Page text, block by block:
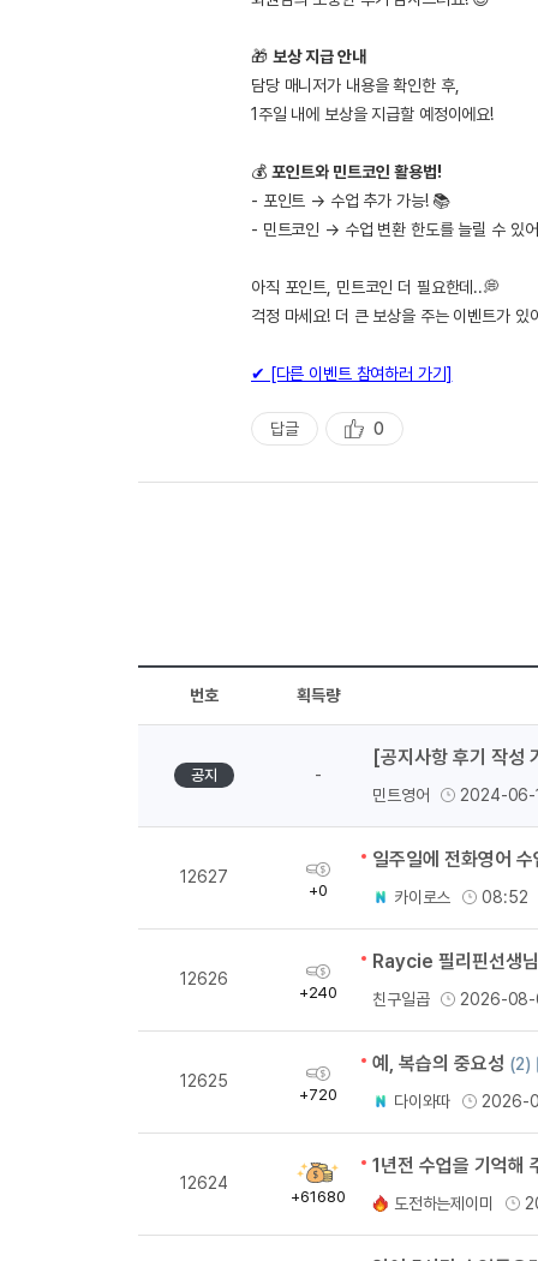
🎁 보상 지급 안내
담당 매니저가 내용을 확인한 후,
1주일 내에 보상을 지급할 예정이에요!
💰 포인트와 민트코인 활용법!
- 포인트 → 수업 추가 가능! 📚
- 민트코인 → 수업 변환 한도를 늘릴 수 있
아직 포인트, 민트코인 더 필요한데..💭
걱정 마세요! 더 큰 보상을 주는 이벤트가 있
✔ [다른 이벤트 참여하러 가기]
답글
추
천
0
번호 획득량
공지 -
[공지사항 후기 작성
민트영어 2024-06-
12627
획
득
+0
일주일에 전화영어
카이로스 08:52
12626
획
득
+240
Raycie 필리핀선생
친구일곱 2026-
12625
획
득
+720
예, 복습의 중요성 (2)
다이와따 2026-
12624
획
득
+61680
1년전 수업을 기억해
도전하는제이미